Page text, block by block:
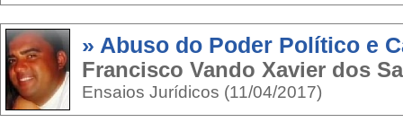
» Abuso do Poder Político e
Francisco Vando Xavier dos
Ensaios Jurídicos (11/04/2017)